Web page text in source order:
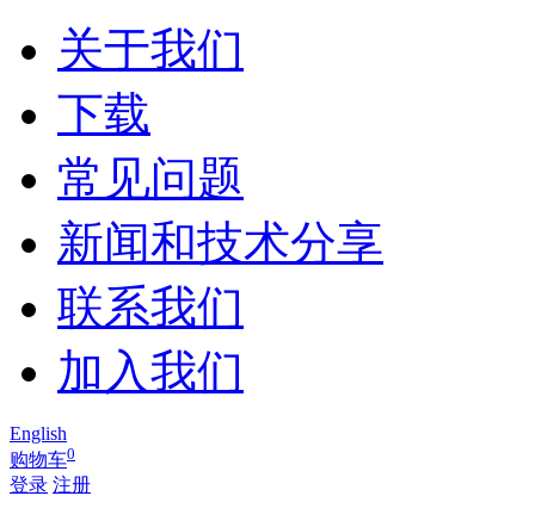
关于我们
下载
常见问题
新闻和技术分享
联系我们
加入我们
English
购物车0
登录 注册